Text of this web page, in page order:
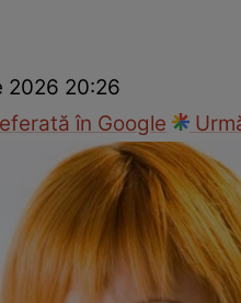
2026 20:26
în Google